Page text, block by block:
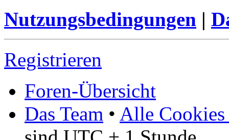
Nutzungsbedingungen |
Registrieren
Foren-Übersicht
Das Team • Alle Cookies